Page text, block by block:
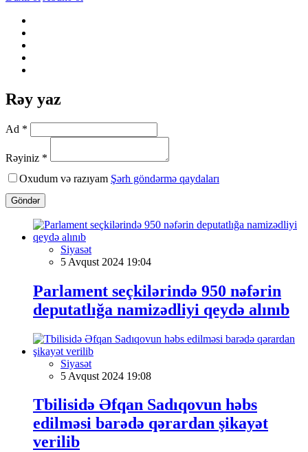
Rəy yaz
Ad *
Rəyiniz *
Oxudum və razıyam Şərh göndərmə qaydaları
Göndər
Siyasət
5 Avqust 2024 19:04
Parlament seçkilərində 950 nəfərin
deputatlığa namizədliyi qeydə alınıb
Siyasət
5 Avqust 2024 19:08
Tbilisidə Əfqan Sadıqovun həbs
edilməsi barədə qərardan şikayət
verilib